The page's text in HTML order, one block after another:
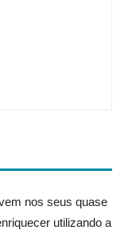
nos seus quase
utilizando a